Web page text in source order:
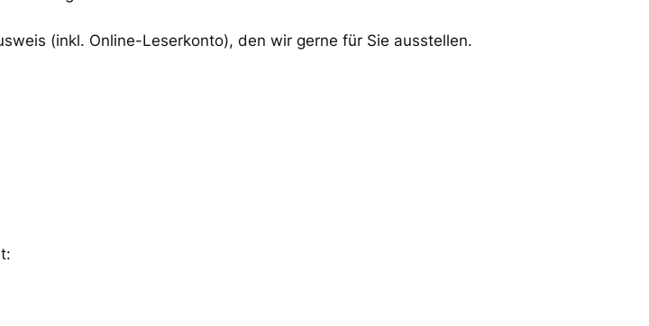
(inkl. Online-Leserkonto), den wir gerne für Sie ausstellen.